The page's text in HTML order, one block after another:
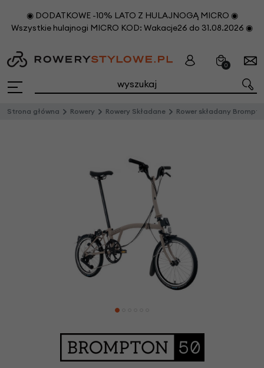
◉ DODATKOWE -10% LATO Z HULAJNOGĄ MICRO ◉
Wszystkie hulajnogi MICRO KOD: Wakacje26 do 31.08.2026 ◉
0
Strona główna Rowery Rowery Składane Rower składany Brompton C-Line 12s Dynamo SV8 Dune Sand